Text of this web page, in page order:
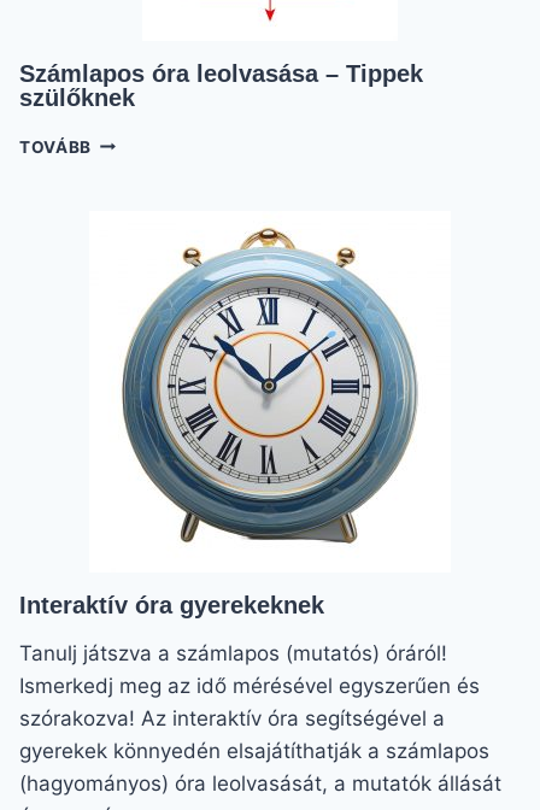
Számlapos óra leolvasása – Tippek
szülőknek
TOVÁBB SZÁMLAPOS
SZÜLŐKNEK
Interaktív óra gyerekeknek
Tanulj játszva a számlapos (mutatós) óráról!
Ismerkedj meg az idő mérésével egyszerűen és
szórakozva! Az interaktív óra segítségével a
gyerekek könnyedén elsajátíthatják a számlapos
(hagyományos) óra leolvasását, a mutatók állását